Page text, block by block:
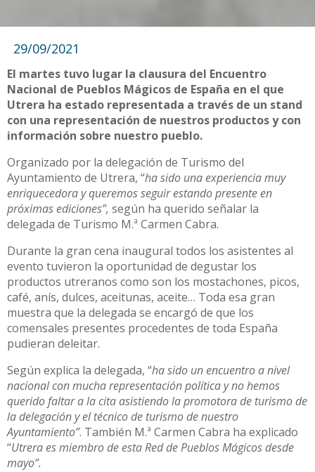
29/09/2021
El martes tuvo lugar la clausura del Encuentro
Nacional de Pueblos Mágicos de España en el que
Utrera ha estado representada a través de un stand
con una representación de nuestros productos y con
información sobre nuestro pueblo.
Organizado por la delegación de Turismo del
Ayuntamiento de Utrera, “ha sido una experiencia muy
enriquecedora y queremos seguir estando presente en
próximas ediciones”, según ha querido señalar la
delegada de Turismo M.ª Carmen Cabra.
Durante la gran cena inaugural todos los asistentes al
evento tuvieron la oportunidad de degustar los
productos utreranos como son los mostachones, picos,
café, anís, dulces, aceitunas, aceite… Toda esa gran
muestra que la delegada se encargó de que los
comensales presentes procedentes de toda España
pudieran deleitar.
Según explica la delegada, “ha sido un encuentro a nivel
nacional con mucha representación política y no hemos
querido faltar a la cita asistiendo la promotora de turismo de
la delegación y el técnico de turismo de nuestro
Ayuntamiento”. También M.ª Carmen Cabra ha explicado
“Utrera es miembro de esta Red de Pueblos Mágicos desde
mayo”.